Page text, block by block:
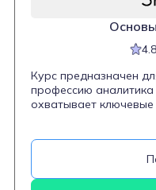
4.8
Курс предназначен
профессию
охватывает
научатся
работать с
администрировать